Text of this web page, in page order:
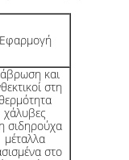
Εφαρμογή
και
στη
χάλυβες
σιδηρούχα
μέταλλα
στο